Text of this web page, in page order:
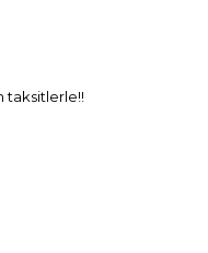
taksitlerle!!